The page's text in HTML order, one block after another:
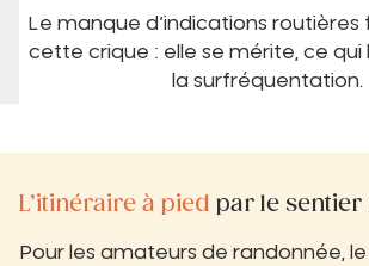
Le manque d’indications
cette crique : elle se mérite, ce qui
la surfréquentation.
L’itinéraire à pied par le sentier
Pour les amateurs de randonnée,